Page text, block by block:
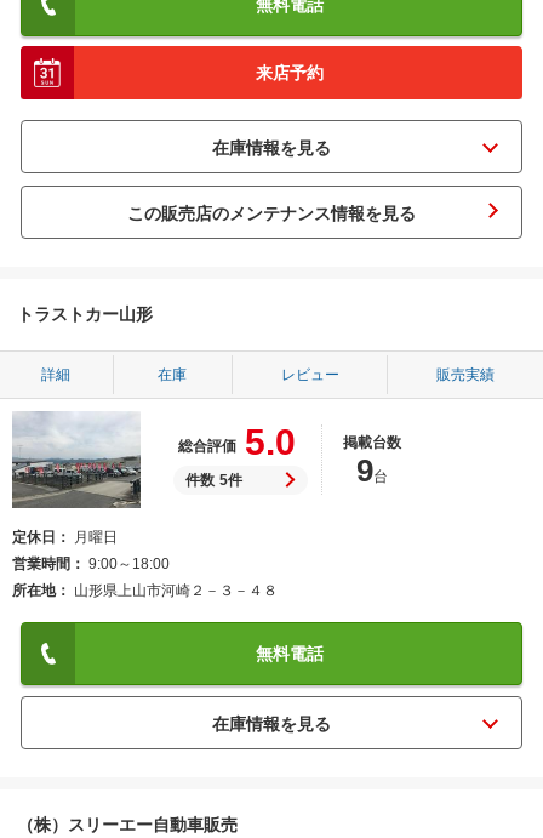
無料電話
来店予約
この販売店のメンテナンス情報を見る
トラストカー山形
詳細 在庫 レビュー 販売実績
総合評価 5.0
件数 5件
掲載台数
9台
定休日
月曜日
営業時間
9:00～18:00
所在地
山形県上山市河崎２－３－４８
無料電話
（株）スリーエー自動車販売